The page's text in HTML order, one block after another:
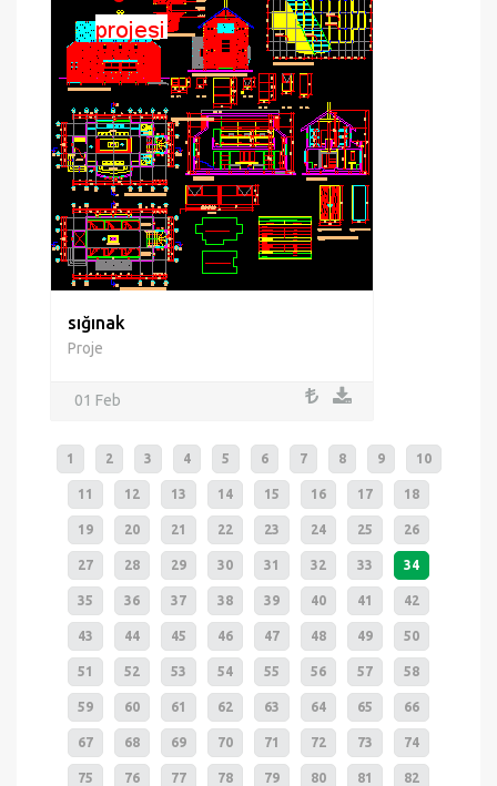
sığınak
Proje
01 Feb
1 2 3 4 5 6 7 8 9 10
11 12 13 14 15 16 17 18
19 20 21 22 23 24 25 26
27 28 29 30 31 32 33 34
35 36 37 38 39 40 41 42
43 44 45 46 47 48 49 50
51 52 53 54 55 56 57 58
59 60 61 62 63 64 65 66
67 68 69 70 71 72 73 74
75 76 77 78 79 80 81 82